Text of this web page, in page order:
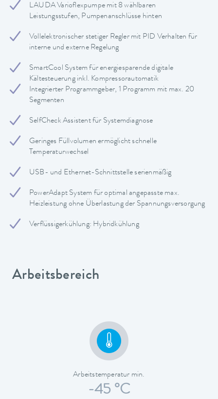
LAUDA Varioflexpumpe mit 8 wählbaren
Leistungsstufen, Pumpenanschlüsse hinten
Vollelektronischer stetiger Regler mit PID Verhalten für
interne und externe Regelung
SmartCool System für energiesparende digitale
Kältesteuerung inkl. Kompressorautomatik
Integrierter Programmgeber, 1 Programm mit max. 20
Segmenten
SelfCheck Assistent für Systemdiagnose
Geringes Füllvolumen ermöglicht schnelle
Temperaturwechsel
USB- und Ethernet-Schnittstelle serienmäßig
PowerAdapt System für optimal angepasste max.
Heizleistung ohne Überlastung der Spannungsversorgung
Verflüssigerkühlung: Hybridkühlung
Arbeitsbereich
Arbeitstemperatur min.
-45 °C